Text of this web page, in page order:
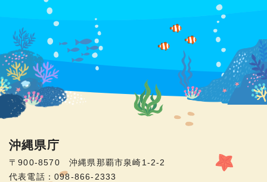
沖縄県庁
〒900-8570 沖縄県那覇市泉崎1-2-2
代表電話：098-866-2333